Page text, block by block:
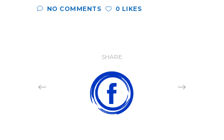
NO COMMENTS
0 LIKES
SHARE